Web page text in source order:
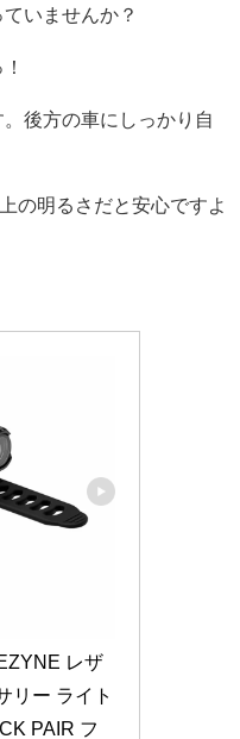
いませんか？
後方の車にしっかり自
の明るさだと安心ですよ
レザ
リー ライト
PAIR フ